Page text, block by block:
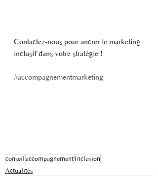
Contactez-nous pour ancrer le marketing
inclusif dans votre stratégie !
#accompagnementmarketing
conseilaccompagnementInclusion
Actualités